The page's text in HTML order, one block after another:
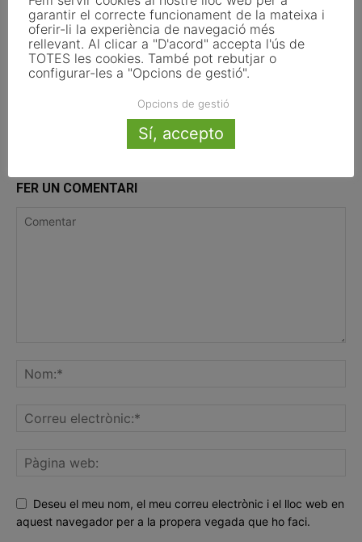
Andorra la Vella
FER UN COMENTARI
Deseu el meu nom, el meu correu electrònic i el lloc web en
aquest navegador per a la propera vegada que ho faci.
garantir el correcte funcionament de la mateixa i
oferir-li la experiència de navegació més
rellevant. Al clicar a "D'acord" accepta l'ús de
TOTES les cookies. També pot rebutjar o
configurar-les a "Opcions de gestió".
Opcions de gestió
Sí, accepto